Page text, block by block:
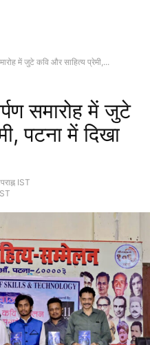
में जुटे कवि और साहित्य प्रेमी,...
समारोह में जुटे
पटना में दिखा
IST